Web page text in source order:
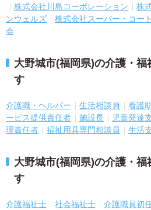
株式会社川島コーポレーション
株
ンウェルズ
株式会社スーパー・コート
会
大野城市(福岡県)の介護・
す
介護職・ヘルパー 生活相談員 看護
ービス提供責任者
施設長 児童発達
理責任者
福祉用具専門相談員 生活
大野城市(福岡県)の介護・
す
介護福祉士 社会福祉士
介護職員初